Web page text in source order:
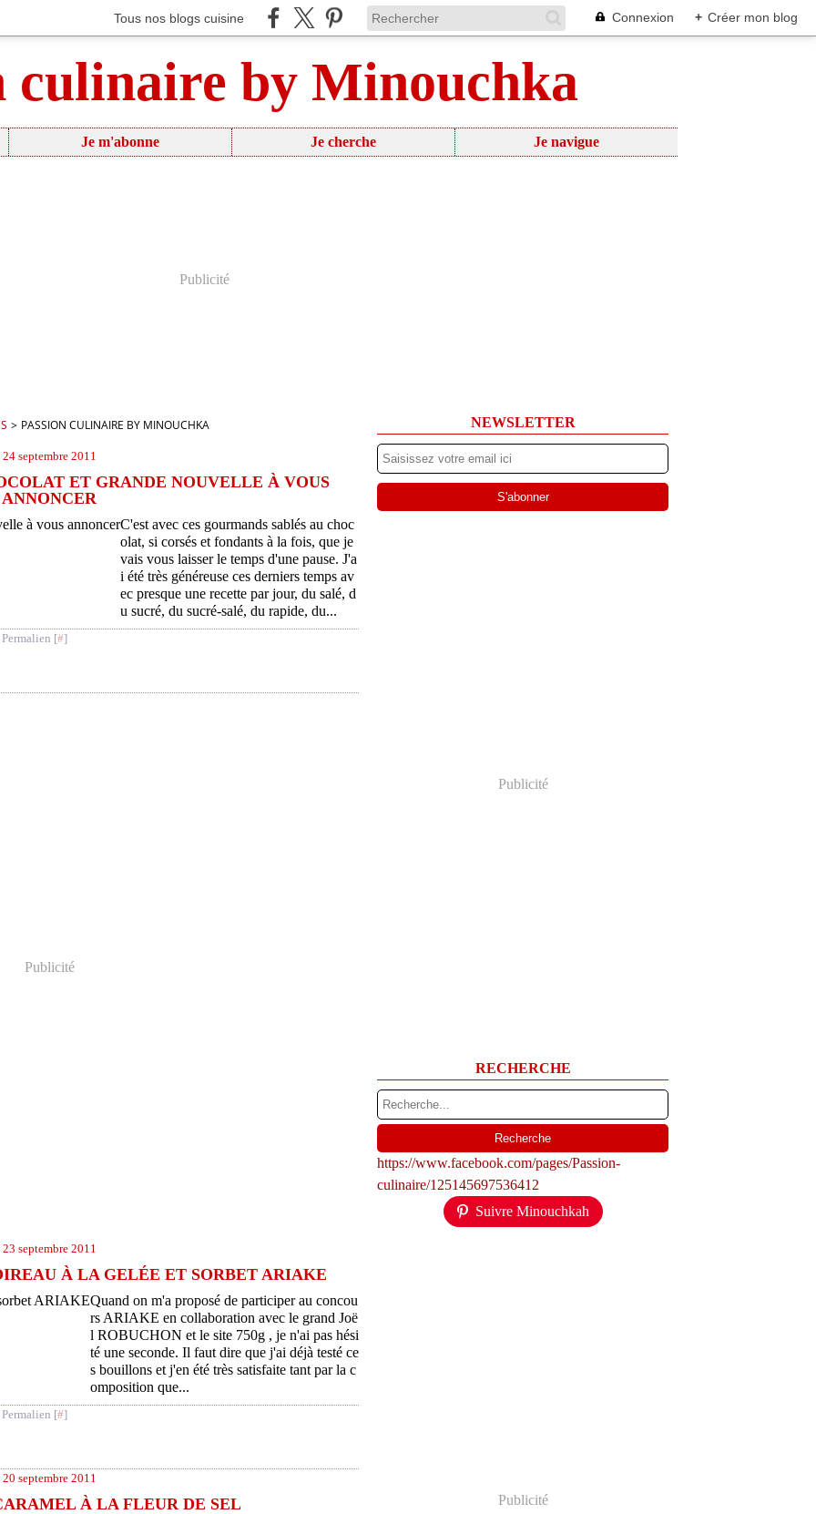
Tous nos blogs cuisine Connexion + Créer mon blog
culinaire by Minouchka
Je m'abonne Je cherche Je navigue
Publicité
> PASSION CULINAIRE BY MINOUCHKA
24 septembre 2011
ET GRANDE NOUVELLE À VOUS
ANNONCER
C'est avec ces gourmands sablés au choc
olat, si corsés et fondants à la fois, que je
vais vous laisser le temps d'une pause. J'a
i été très généreuse ces derniers temps av
ec presque une recette par jour, du salé, d
u sucré, du sucré-salé, du rapide, du...
Permalien [#]
Publicité
23 septembre 2011
À LA GELÉE ET SORBET ARIAKE
Quand on m'a proposé de participer au concou
rs ARIAKE en collaboration avec le grand Joë
l ROBUCHON et le site 750g , je n'ai pas hési
té une seconde. Il faut dire que j'ai déjà testé ce
s bouillons et j'en été très satisfaite tant par la c
omposition que...
Permalien [#]
20 septembre 2011
À LA FLEUR DE SEL
NEWSLETTER
Publicité
RECHERCHE
https://www.facebook.com/pages/Passion-
culinaire/125145697536412
Suivre Minouchkah
Publicité